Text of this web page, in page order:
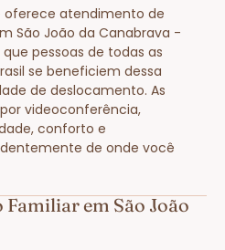
oferece atendimento de
São João da Canabrava -
pessoas de todas as
se beneficiem dessa
de deslocamento. As
videoconferência,
conforto e
de onde você
Familiar em São João